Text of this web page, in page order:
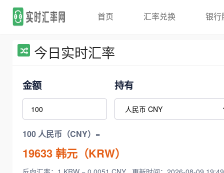
首页 汇率兑换 银行
今日实时汇率
金额 持有
100 人民币（CNY）=
19633韩元（KRW）